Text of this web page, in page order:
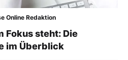
Online Redaktion
Fokus steht: Die
im Überblick